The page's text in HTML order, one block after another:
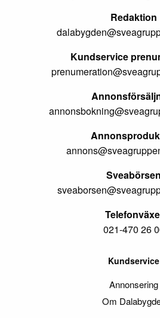
Redaktion
Kundservice
Sveabörsen
021-470 26
Kundservice
Annonsering
Om